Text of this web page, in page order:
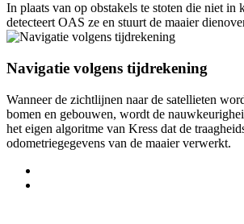
In plaats van op obstakels te stoten die niet in
detecteert OAS ze en stuurt de maaier
Navigatie volgens tijdrekening
Wanneer de zichtlijnen naar de satellieten
bomen en gebouwen, wordt de
het eigen algoritme van Kress dat de
odometriegegevens van de maaier verwerkt.